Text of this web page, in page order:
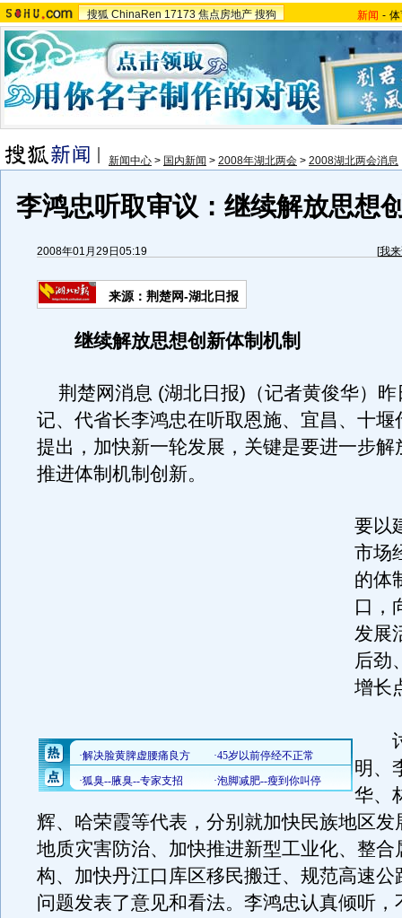
搜狐 ChinaRen 17173 焦点房地产 搜狗 新闻 -
新闻中心 > 国内新闻 > 2008年湖北两会 > 2008湖北两会消息
李鸿忠听取审议：继续解放思想
2008年01月29日05:19 [我
来源：荆楚网-湖北日报
继续解放思想创新体制机制
荆楚网消息 (湖北日报)（记者黄俊华）昨
记、代省长李鸿忠在听取恩施、宜昌、十堰
提出，加快新一轮发展，关键是要进一步解
推进体制机制创新。
要以
市场
的体
口，
发展
后劲
增长
讨
明、
华、
辉、哈荣霞等代表，分别就加快民族地区发
地质灾害防治、加快推进新型工业化、整合
构、加快丹江口库区移民搬迁、规范高速公
问题发表了意见和看法。李鸿忠认真倾听，